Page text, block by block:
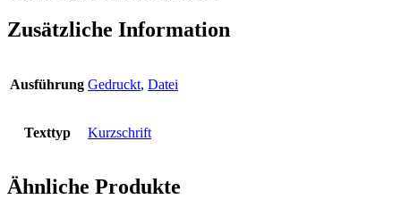
Zusätzliche Information
Ausführung Gedruckt, Datei
Texttyp Kurzschrift
Ähnliche Produkte